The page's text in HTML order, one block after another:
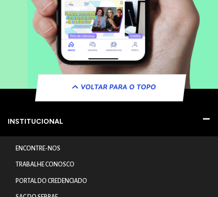
VOLTAR PARA O TOPO
INSTITUCIONAL
ENCONTRE-NOS
TRABALHE CONOSCO
PORTAL DO CREDENCIADO